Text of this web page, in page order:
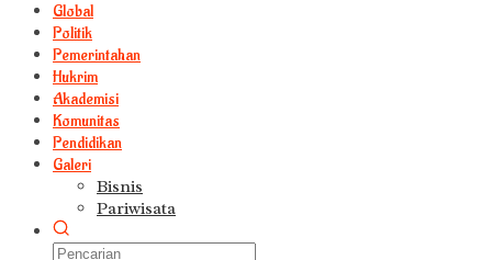
Global
Politik
Pemerintahan
Hukrim
Akademisi
Komunitas
Pendidikan
Galeri
Bisnis
Pariwisata